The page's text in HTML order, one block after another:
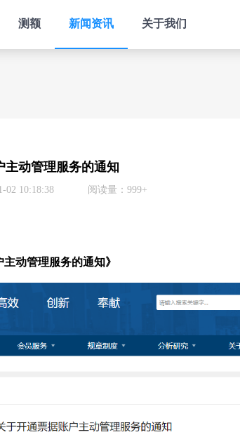
测额 新闻资讯 关于我们
主动管理服务的通知
02 10:18:38 阅读量：999+
动管理服务的通知》